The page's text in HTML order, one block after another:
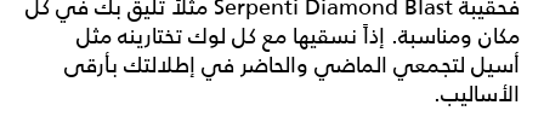
فحقيبة Serpenti Diamond Blast مثلاً تليق بك في كل
مكان ومناسبة. إذاً نسقيها مع كل لوك تختارينه مثل
أسيل لتجمعي الماضي والحاضر في إطلالتك بأرقى
الأساليب.